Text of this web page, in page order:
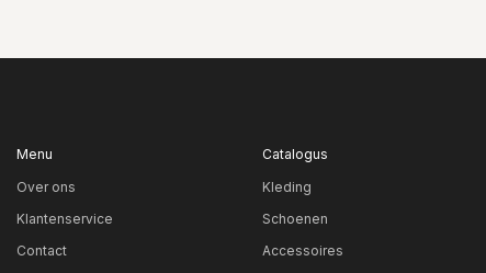
Menu
Over ons
Klantenservice
Contact
Catalogus
Kleding
Schoenen
Accessoires